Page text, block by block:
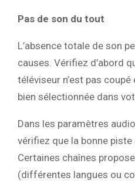
Pas de son du tout
L’absence totale de son
causes. Vérifiez d’abord
téléviseur n’est pas
bien sélectionnée dans
Dans les paramètres
vérifiez que la bonne
Certaines chaînes
(différentes langues ou